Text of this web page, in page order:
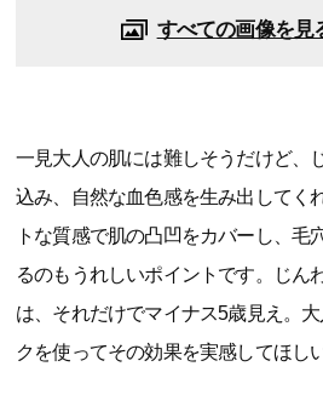
すべての画像を見
一見大人の肌には難しそうだけど、
込み、自然な血色感を生み出してく
トな質感で肌の凸凹をカバーし、毛
るのもうれしいポイントです。じん
は、それだけでマイナス5歳見え。
クを使ってその効果を実感してほし